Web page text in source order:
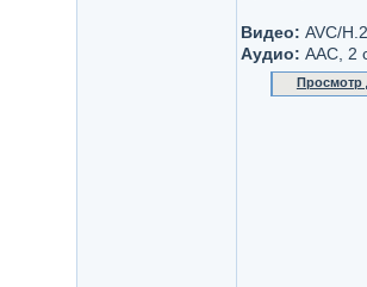
Видео: AVC/
Аудио: AAC, 2
Просмотр